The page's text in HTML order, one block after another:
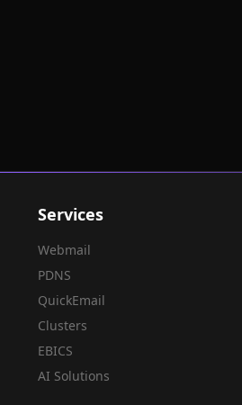
Services
Webmail
PDNS
QuickEmail
Clusters
EBICS
AI Solutions